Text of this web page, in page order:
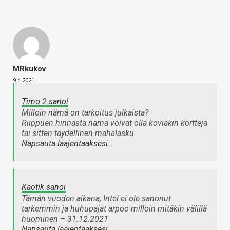
MRkukov
9.4.2021
Timo 2 sanoi
Milloin nämä on tarkoitus julkaista?
Riippuen hinnasta nämä voivat olla koviakin kortteja
tai sitten täydellinen mahalasku.
Napsauta laajentaaksesi…
Kaotik sanoi
Tämän vuoden aikana, Intel ei ole sanonut
tarkemmin ja huhupajat arpoo milloin mitäkin välillä
huominen – 31.12.2021